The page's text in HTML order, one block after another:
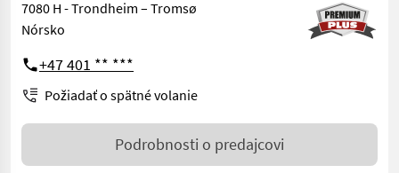
7080 H - Trondheim – Tromsø
Nórsko
+47 401 ** ***
Požiadať o spätné volanie
Podrobnosti o predajcovi